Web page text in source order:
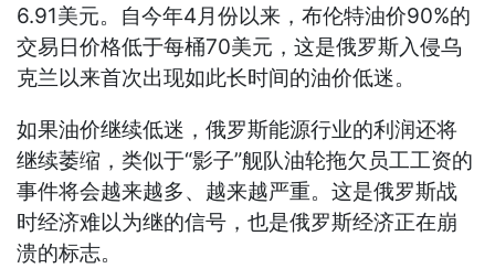
6.91美元。自今年4月份以来，布伦特油价90%的
交易日价格低于每桶70美元，这是俄罗斯入侵乌
克兰以来首次出现如此长时间的油价低迷。
如果油价继续低迷，俄罗斯能源行业的利润还将
继续萎缩，类似于“影子”舰队油轮拖欠员工工资的
事件将会越来越多、越来越严重。这是俄罗斯战
时经济难以为继的信号，也是俄罗斯经济正在崩
溃的标志。